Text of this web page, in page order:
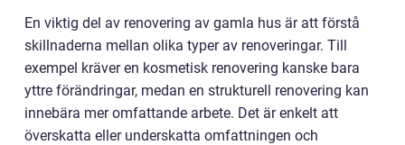
En viktig del av renovering av gamla hus är att förstå
skillnaderna mellan olika typer av renoveringar. Till
exempel kräver en kosmetisk renovering kanske bara
yttre förändringar, medan en strukturell renovering kan
innebära mer omfattande arbete. Det är enkelt att
överskatta eller underskatta omfattningen och